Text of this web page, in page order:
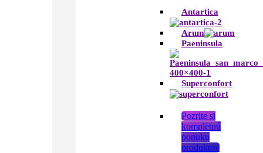
Antartica
Arum
Paeninsula
Superconfort
Pozrite si
kompletnú
ponuku
produktov